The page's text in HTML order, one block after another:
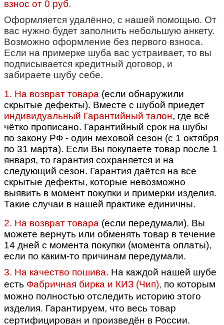
взнос от 0 руб.
Оформляется удалённо, с нашей помощью. От
вас нужно будет заполнить небольшую анкету.
Возможно оформление без первого взноса.
Если на примерке шуба вас устраивает, то вы
подписывается кредитный договор, и
забираете шубу себе.
1. На возврат товара (если обнаружили
скрытые дефекты). Вместе с шубой приедет
индивидуальный Гарантийный талон, где всё
чётко прописано. Гарантийный срок на шубы
по закону РФ - один меховой сезон (с 1 октября
по 31 марта). Если Вы покупаете товар после 1
января, то гарантия сохраняется и на
следующий сезон. Гарантия даётся на все
скрытые дефекты, которые невозможно
выявить в момент покупки и примерки изделия.
Такие случаи в нашей практике единичны.
2. На возврат товара (если передумали). Вы
можете вернуть или обменять товар в течение
14 дней с момента покупки (момента оплаты),
если по каким-то причинам передумали.
3. На качество пошива. На каждой нашей шубе
есть Фабричная бирка и КИЗ (Чип), по которым
можно полностью отследить историю этого
изделия. Гарантируем, что весь товар
сертифицирован и произведён в России.